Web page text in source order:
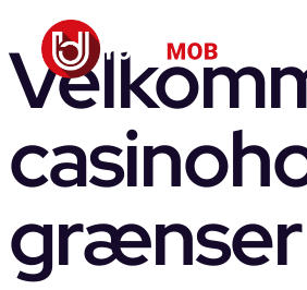
grænser